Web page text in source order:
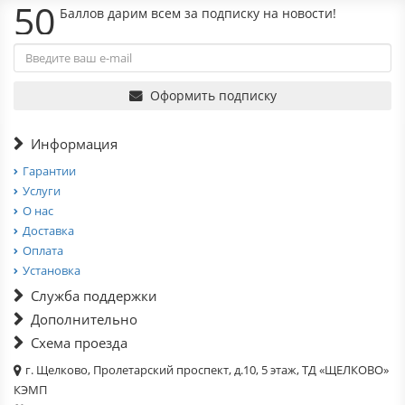
50 Баллов дарим всем за подписку на новости!
Оформить подписку
Информация
Гарантии
Услуги
О нас
Доставка
Оплата
Установка
Служба поддержки
Дополнительно
Схема проезда
г. Щелково, Пролетарский проспект, д.10, 5 этаж, ТД «ЩЕЛКОВО»
КЭМП